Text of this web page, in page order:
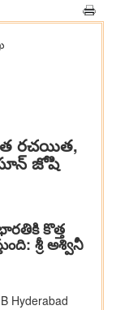
రచయిత,
జోషి
కొత్త
శ్రీ అశ్వినీ
Hyderabad